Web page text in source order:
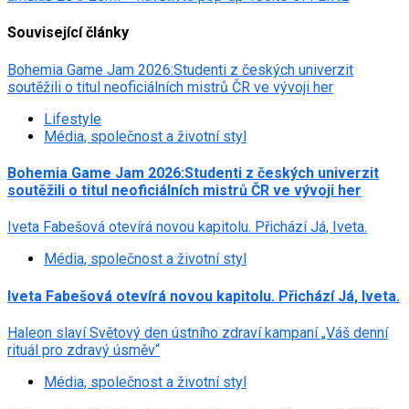
Související články
Bohemia Game Jam 2026:Studenti z českých univerzit
soutěžili o titul neoficiálních mistrů ČR ve vývoji her
Lifestyle
Média, společnost a životní styl
Bohemia Game Jam 2026:Studenti z českých univerzit
soutěžili o titul neoficiálních mistrů ČR ve vývoji her
Iveta Fabešová otevírá novou kapitolu. Přichází Já, Iveta.
Média, společnost a životní styl
Iveta Fabešová otevírá novou kapitolu. Přichází Já, Iveta.
Haleon slaví Světový den ústního zdraví kampaní „Váš denní
rituál pro zdravý úsměv“
Média, společnost a životní styl